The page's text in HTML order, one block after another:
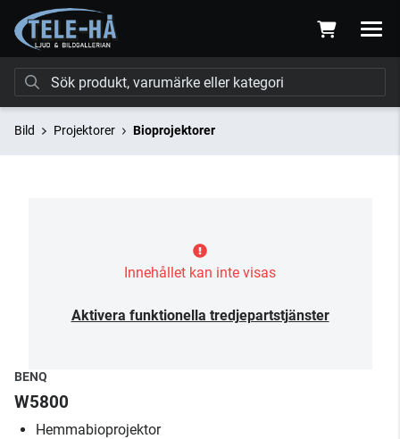
Bild Projektorer Bioprojektorer
Innehållet kan inte visas
Aktivera funktionella tredjepartstjänster
BENQ
W5800
Hemmabioprojektor